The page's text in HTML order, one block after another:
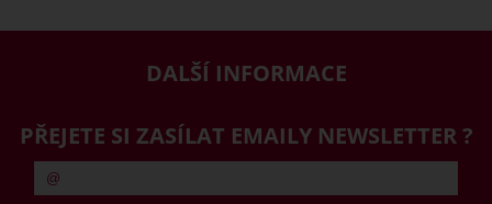
DALŠÍ INFORMACE
PŘEJETE SI ZASÍLAT EMAILY NEWSLETTER ?